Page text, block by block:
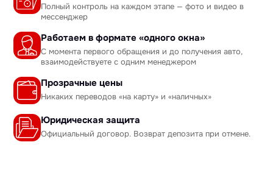
Полный контроль на каждом этапе — фото и видео в
мессенджер
Работаем в формате «одного окна»
С момента первого обращения и до получения авто,
взаимодействуете с одним менеджером
Прозрачные цены
Никаких переводов «на карту» и «наличных»
Юридическая защита
Официальный договор. Возврат депозита при отмене.